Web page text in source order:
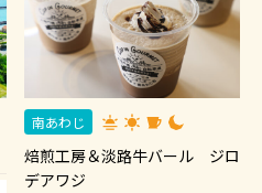
南あわじ
焙煎工房＆淡路牛バール ジロ
デアワジ